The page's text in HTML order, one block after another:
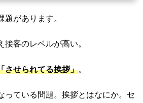
題があります。
客のレベルが高い。
させられてる挨拶」。
っている問題。挨拶とはなにか。セ